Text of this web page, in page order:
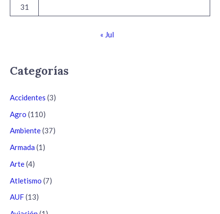
31
« Jul
Categorías
Accidentes (3)
Agro (110)
Ambiente(37)
Armada (1)
Arte(4)
Atletismo (7)
AUF(13)